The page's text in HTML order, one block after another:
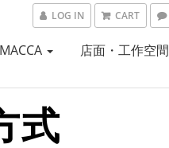
LOG IN CART
店面・工作空間
式